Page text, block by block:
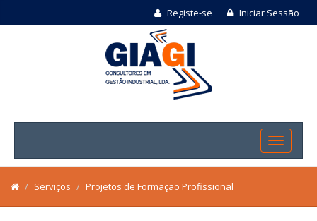
Registe-se Iniciar Sessão
Serviços Projetos de Formação Profissional